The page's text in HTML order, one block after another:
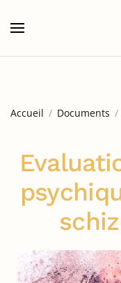
Accueil Documents